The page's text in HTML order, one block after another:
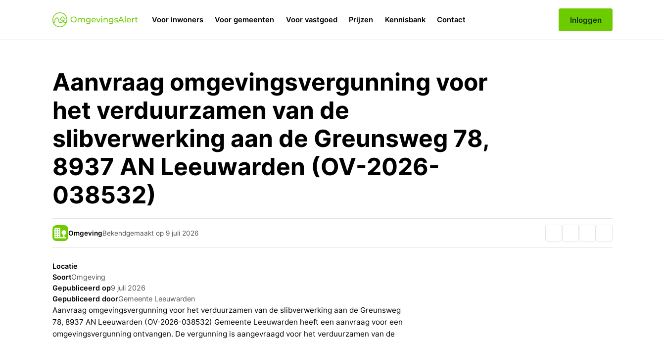
Voor inwoners Voor gemeenten Voor vastgoed Prijzen Kennisbank Contact Inloggen
Aanvraag omgevingsvergunning voor
het verduurzamen van de
slibverwerking aan de Greunsweg 78,
8937 AN Leeuwarden (OV-2026-
038532)
OmgevingBekendgemaakt op 9 juli 2026
Locatie
SoortOmgeving
Gepubliceerd op9 juli 2026
Gepubliceerd doorGemeente Leeuwarden
Aanvraag omgevingsvergunning voor het verduurzamen van de slibverwerking aan de Greunsweg
78, 8937 AN Leeuwarden (OV-2026-038532) Gemeente Leeuwarden heeft een aanvraag voor een
omgevingsvergunning ontvangen. De vergunning is aangevraagd voor het verduurzamen van de